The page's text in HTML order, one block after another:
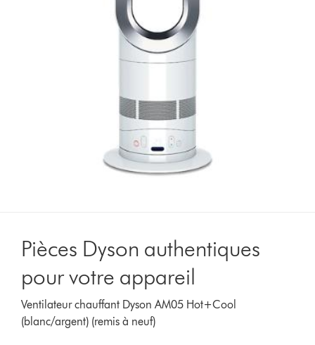
Pièces Dyson authentiques
pour votre appareil
Ventilateur chauffant Dyson AM05 Hot+Cool
(blanc/argent) (remis à neuf)